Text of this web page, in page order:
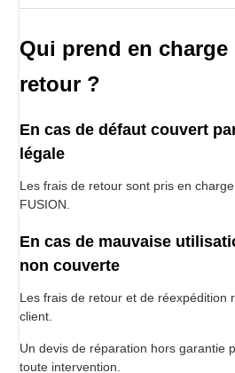
Qui prend en
retour ?
En cas de défaut couvert
légale
Les frais de retour sont pris en
FUSION.
En cas de mauvaise
non couverte
Les frais de retour et de réexpédition
client.
Un devis de réparation hors garantie
toute intervention.